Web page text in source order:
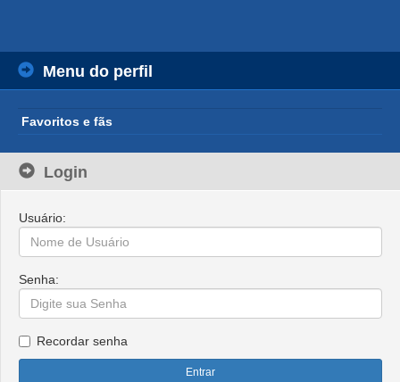
Menu do perfil
Favoritos e fãs
Login
Usuário:
Senha:
Recordar senha